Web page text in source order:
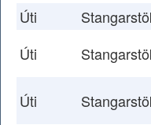
Úti
Úti
Úti